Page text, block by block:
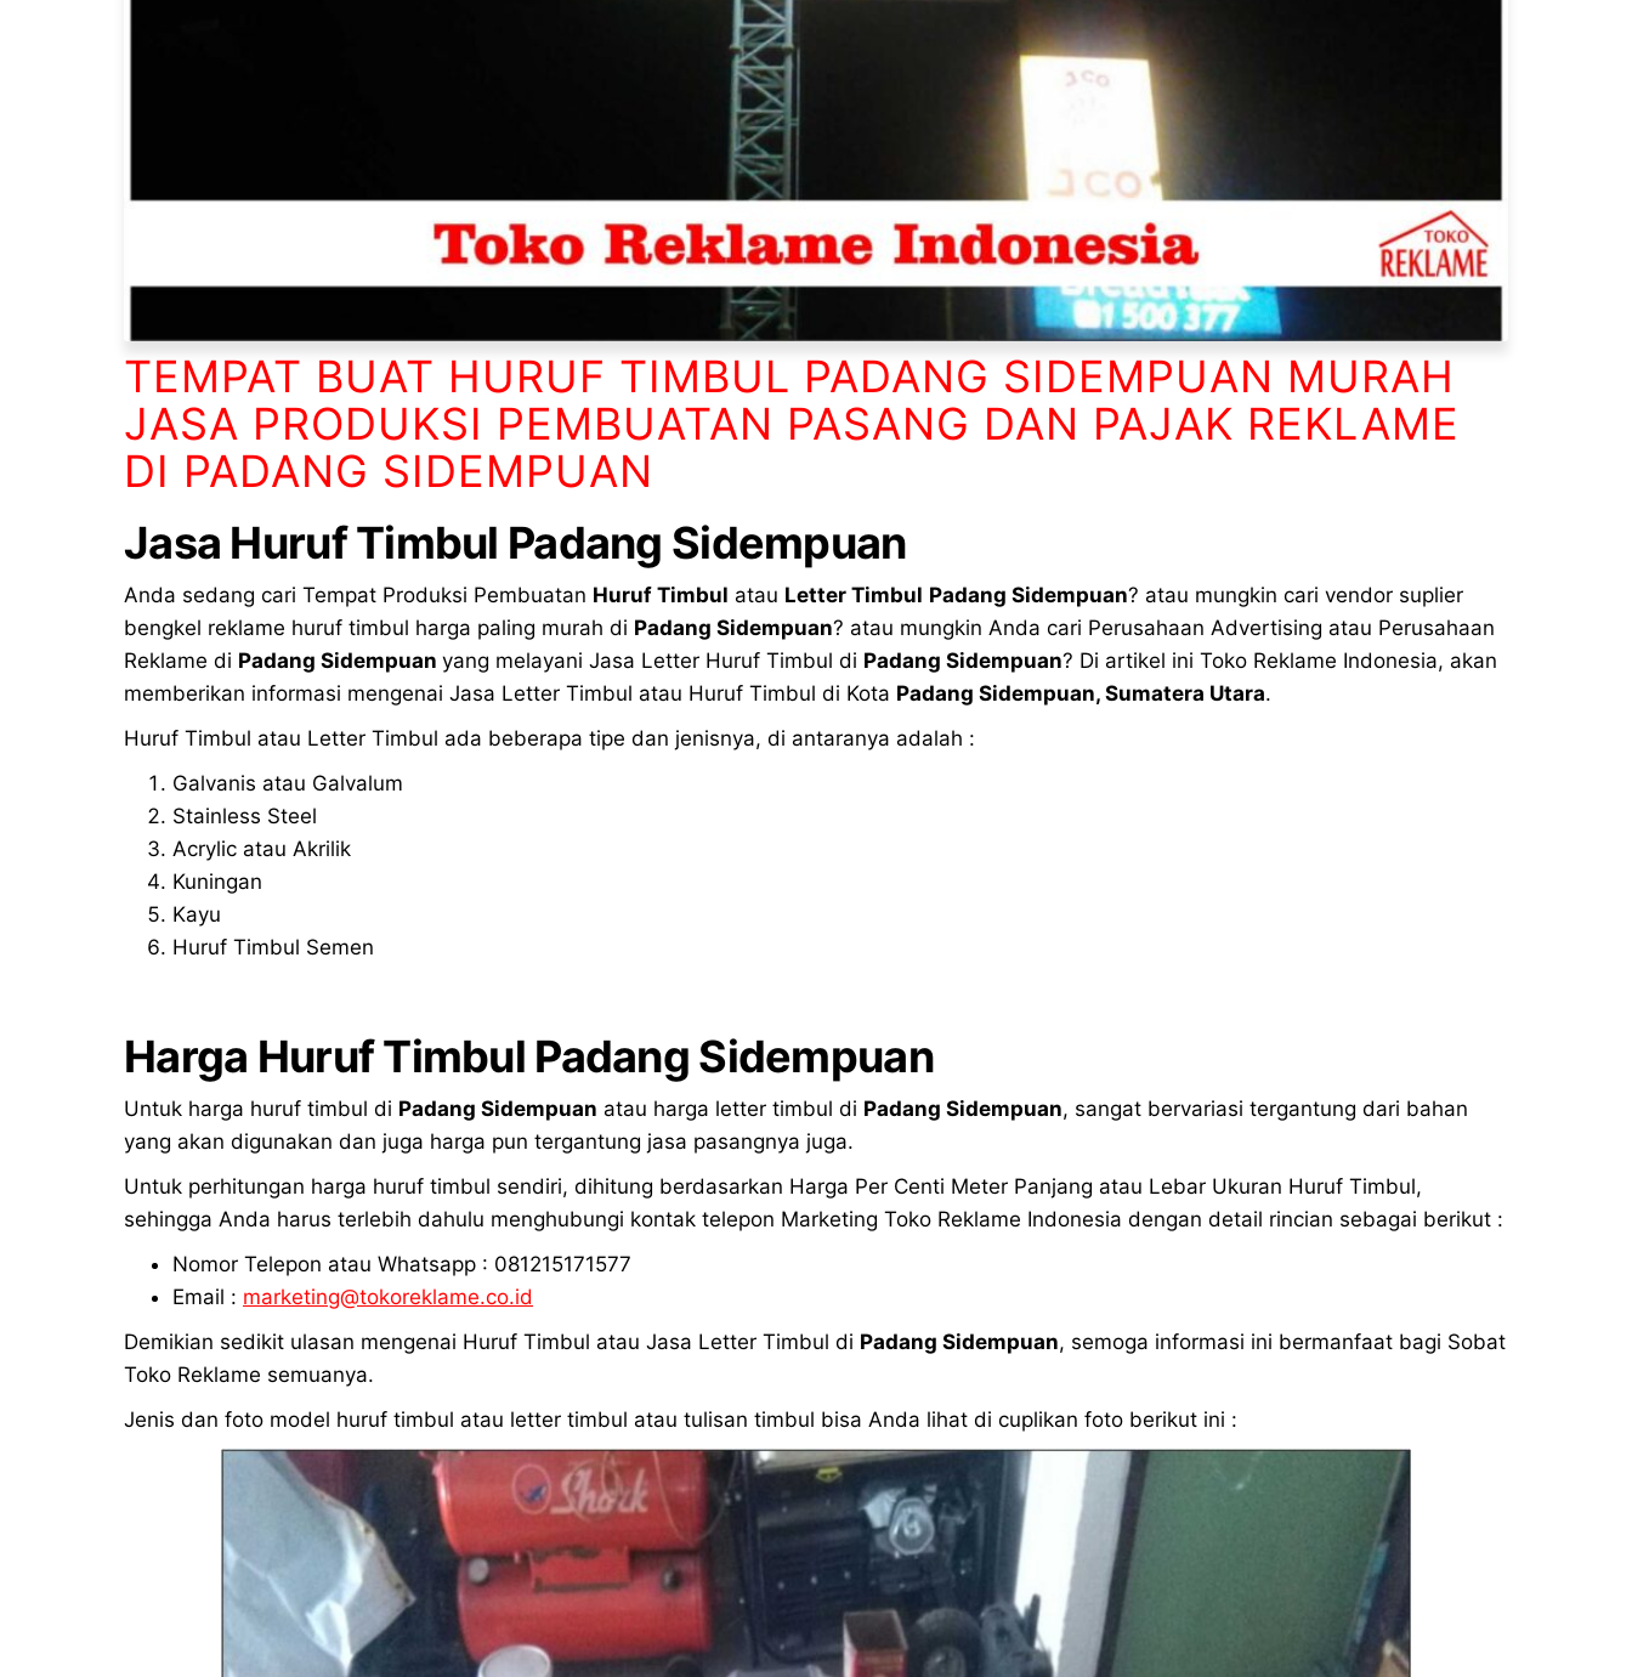
TEMPAT BUAT HURUF TIMBUL PADANG SIDEMPUAN MURAH
JASA PRODUKSI PEMBUATAN PASANG DAN PAJAK REKLAME
DI PADANG SIDEMPUAN
Jasa Huruf Timbul Padang Sidempuan
Anda sedang cari Tempat Produksi Pembuatan Huruf Timbul atau Letter Timbul Padang Sidempuan? atau mungkin cari vendor suplier
bengkel reklame huruf timbul harga paling murah di Padang Sidempuan? atau mungkin Anda cari Perusahaan Advertising atau Perusahaan
Reklame di Padang Sidempuan yang melayani Jasa Letter Huruf Timbul di Padang Sidempuan? Di artikel ini Toko Reklame Indonesia, akan
memberikan informasi mengenai Jasa Letter Timbul atau Huruf Timbul di Kota Padang Sidempuan, Sumatera Utara.
Huruf Timbul atau Letter Timbul ada beberapa tipe dan jenisnya, di antaranya adalah :
Galvanis atau Galvalum
Stainless Steel
Acrylic atau Akrilik
Kuningan
Kayu
Huruf Timbul Semen
Harga Huruf Timbul Padang Sidempuan
Untuk harga huruf timbul di Padang Sidempuan atau harga letter timbul di Padang Sidempuan, sangat bervariasi tergantung dari bahan
yang akan digunakan dan juga harga pun tergantung jasa pasangnya juga.
Untuk perhitungan harga huruf timbul sendiri, dihitung berdasarkan Harga Per Centi Meter Panjang atau Lebar Ukuran Huruf Timbul,
sehingga Anda harus terlebih dahulu menghubungi kontak telepon Marketing Toko Reklame Indonesia dengan detail rincian sebagai berikut :
Nomor Telepon atau Whatsapp : 081215171577
Email : marketing@tokoreklame.co.id
Demikian sedikit ulasan mengenai Huruf Timbul atau Jasa Letter Timbul di Padang Sidempuan, semoga informasi ini bermanfaat bagi Sobat
Toko Reklame semuanya.
Jenis dan foto model huruf timbul atau letter timbul atau tulisan timbul bisa Anda lihat di cuplikan foto berikut ini :